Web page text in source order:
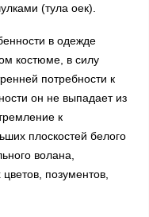
(тула оек).
в одежде
костюме, в силу
потребности к
он не выпадает из
к
плоскостей белого
волана,
позументов,